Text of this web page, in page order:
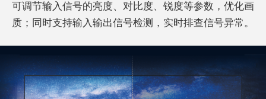
可调节输入信号的亮度、对比度、锐度等参数，优化画
质；同时支持输入输出信号检测，实时排查信号异常。